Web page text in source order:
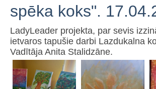
DOKUMENTI
BILŽU GALERIJAS
Marutas Voites krustdūrienā izšūto
"Stāsti adatas rakstos".
Gleznošanas meistarklases vadītājas
spēka koks".
LadyLeader projekta, par sevis
ietvaros tapušie darbi Lazdukalna
Vadītāja Anita Stalidzāne.